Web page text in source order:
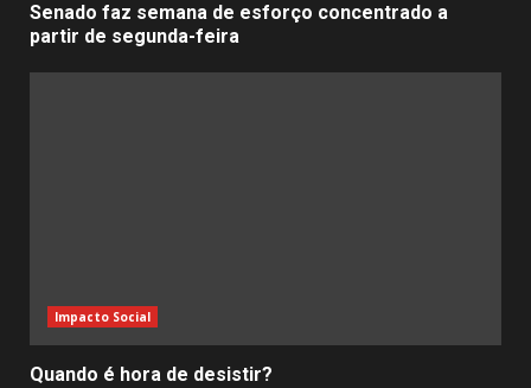
Senado faz semana de esforço concentrado a
partir de segunda-feira
Impacto Social
Quando é hora de desistir?